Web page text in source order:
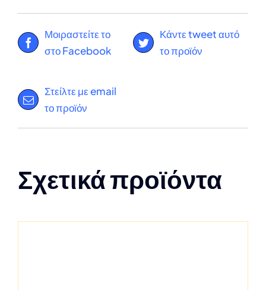
Μοιραστείτε το
στο Facebook
Κάντε tweet αυτό
το προϊόν
Στείλτε με email
το προϊόν
Σχετικά προϊόντα